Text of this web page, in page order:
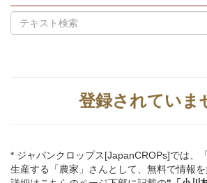
登録されていま
* ジャパンクロップス[JapanCROPs]では、
生産する「農家」さんとして、無料で情報を